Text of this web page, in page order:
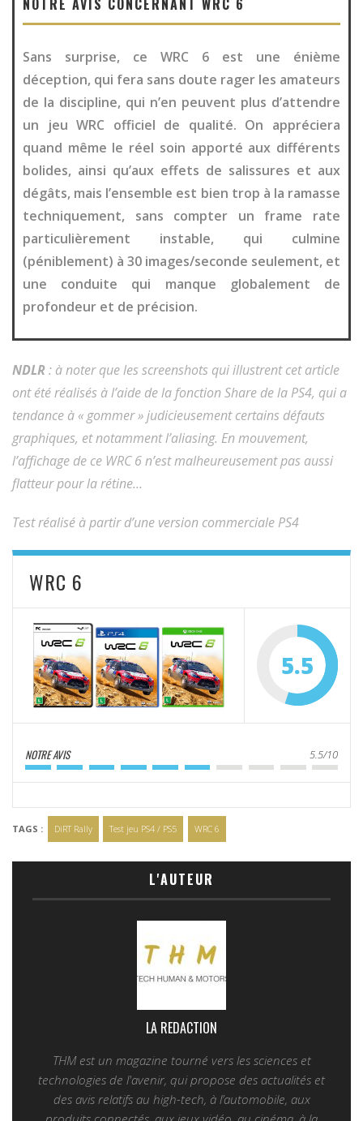
Sans surprise, ce WRC 6 est une énième
déception, qui fera sans doute rager les amateurs
de la discipline, qui n’en peuvent plus d’attendre
un jeu WRC officiel de qualité. On appréciera
quand même le réel soin apporté aux différents
bolides, ainsi qu’aux effets de salissures et aux
dégâts, mais l’ensemble est bien trop à la ramasse
techniquement, sans compter un frame rate
particulièrement instable, qui culmine
(péniblement) à 30 images/seconde seulement, et
une conduite qui manque globalement de
profondeur et de précision.
NDLR: à noter que les screenshots qui illustrent cet article
ont été réalisés à l’aide de la fonction Share de la PS4, qui a
tendance à « gommer » judicieusement certains défauts
graphiques, et notamment l’aliasing. En mouvement,
l’affichage de ce WRC 6 n’est malheureusement pas aussi
flatteur pour la rétine…
Test réalisé à partir d’une version commerciale PS4
WRC 6
5.5
NOTRE AVIS 5.5/10
TAGS : DiRT Rally Test jeu PS4 / PS5 WRC 6
L'AUTEUR
LA REDACTION
THM est un magazine tourné vers les sciences et
technologies de l'avenir, qui propose des actualités et
des avis relatifs au high-tech, à l’automobile, aux